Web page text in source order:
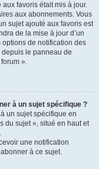
favoris était mis à jour.
aux abonnements. Vous
sujet ajouté aux favoris est
de la mise à jour d’un
options de notification des
le panneau de
».
à un sujet spécifique ?
un sujet spécifique en
du sujet », situé en haut et
une notification
à ce sujet.